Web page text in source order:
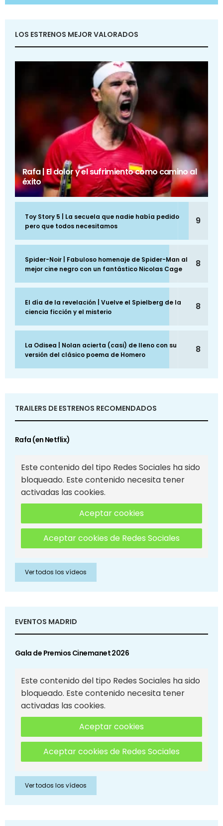
LOS ESTRENOS MEJOR VALORADOS
Rafa | El dolor y el sufrimiento como camino al
éxito
Toy Story 5 | La secuela que nadie había pedido
pero que todos necesitamos
9
Spider-Noir | Fabuloso homenaje de Spider-Man al
mejor cine negro con un fantástico Nicolas Cage
8
El día de la revelación | Vuelve el Spielberg de la
ciencia ficción y el misterio
8
La Odisea | Nolan acierta (casi) de lleno con su
versión del clásico poema de Homero
8
TRAILERS DE ESTRENOS RECOMENDADOS
Rafa (en Netflix)
Este contenido del tipo Redes Sociales ha sido
bloqueado. Este contenido necesita tener
activadas las cookies.
Aceptar cookies
Aceptar cookies de Redes Sociales
Ver todos los vídeos
EVENTOS MADRID
Gala de Premios Cinemanet 2026
Este contenido del tipo Redes Sociales ha sido
bloqueado. Este contenido necesita tener
activadas las cookies.
Aceptar cookies
Aceptar cookies de Redes Sociales
Ver todos los vídeos